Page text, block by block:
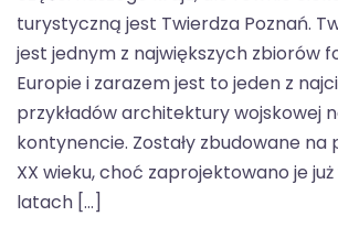
turystyczną jest Twierdza Poznań.
jest jednym z największych zbiorów
Europie i zarazem jest to jeden z
przykładów architektury wojskowej
kontynencie. Zostały zbudowane na
XX wieku, choć zaprojektowano je
latach […]